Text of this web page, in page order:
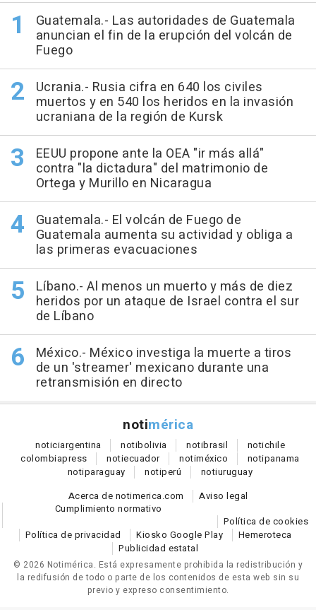
Guatemala.- Las autoridades de Guatemala
anuncian el fin de la erupción del volcán de
Fuego
Ucrania.- Rusia cifra en 640 los civiles
muertos y en 540 los heridos en la invasión
ucraniana de la región de Kursk
EEUU propone ante la OEA "ir más allá"
contra "la dictadura" del matrimonio de
Ortega y Murillo en Nicaragua
Guatemala.- El volcán de Fuego de
Guatemala aumenta su actividad y obliga a
las primeras evacuaciones
Líbano.- Al menos un muerto y más de diez
heridos por un ataque de Israel contra el sur
de Líbano
México.- México investiga la muerte a tiros
de un 'streamer' mexicano durante una
retransmisión en directo
notimérica
noticiargentina notibolivia notibrasil notichile
colombiapress notiecuador notiméxico notipanama
notiparaguay notiperú notiuruguay
Acerca de notimerica.com
Aviso legal
Cumplimiento normativo
Política de cookies
Política de privacidad
Kiosko Google Play
Hemeroteca
Publicidad estatal
© 2026 Notimérica. Está expresamente prohibida la redistribución y
la redifusión de todo o parte de los contenidos de esta web sin su
previo y expreso consentimiento.